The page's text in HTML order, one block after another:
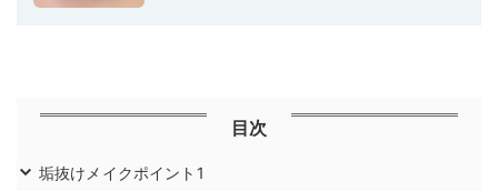
目次
垢抜けメイクポイント1